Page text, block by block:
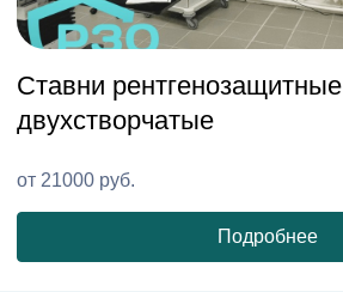
Ставни рентгенозащитные
двухстворчатые
от 21000 руб.
Подробнее